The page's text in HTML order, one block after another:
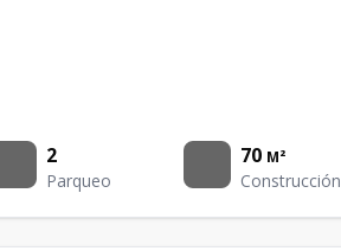
2
Parqueo
70 M²
Construcción